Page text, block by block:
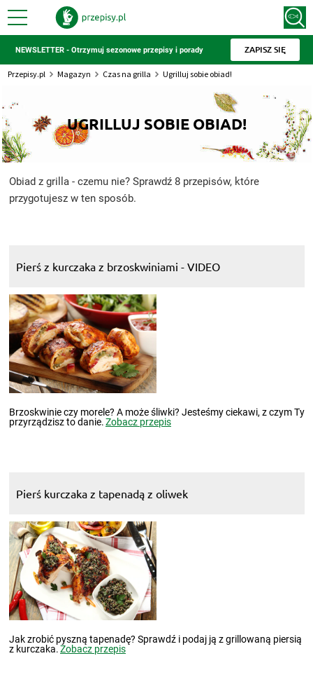
NEWSLETTER - Otrzymuj sezonowe przepisy i porady ZAPISZ SIĘ
Przepisy.pl Magazyn Czas na grilla Ugrilluj sobie obiad!
UGRILLUJ SOBIE OBIAD!
Obiad z grilla - czemu nie? Sprawdź 8 przepisów, które
przygotujesz w ten sposób.
Pierś z kurczaka z brzoskwiniami - VIDEO
Brzoskwinie czy morele? A może śliwki? Jesteśmy ciekawi, z czym Ty
przyrządzisz to danie.Zobacz przepis
Pierś kurczaka z tapenadą z oliwek
Jak zrobić pyszną tapenadę? Sprawdź i podaj ją z grillowaną piersią
z kurczaka.Zobacz przepis